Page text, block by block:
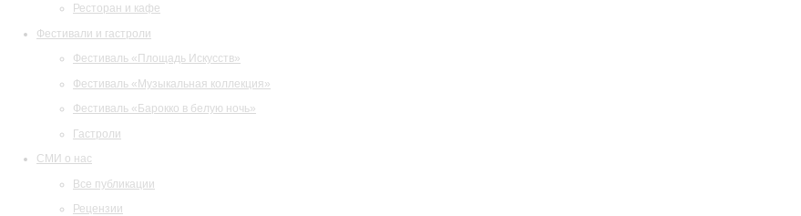
Ресторан и кафе
Фестивали и гастроли
Фестиваль «Площадь Искусств»
Фестиваль «Музыкальная коллекция»
Фестиваль «Барокко в белую ночь»
Гастроли
СМИ о нас
Все публикации
Рецензии